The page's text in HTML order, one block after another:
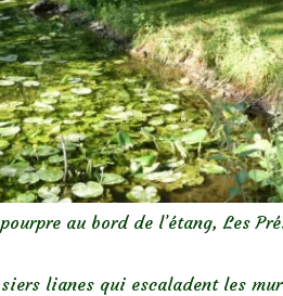
au bord de l’étang, Les
lianes qui escaladent les